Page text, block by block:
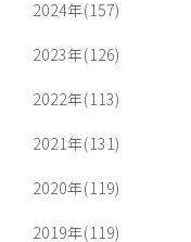
2024年(157)
2023年(126)
2022年(113)
2021年(131)
2020年(119)
2019年(119)